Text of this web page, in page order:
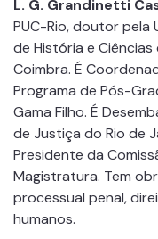
L. G. Grandinetti
PUC-Rio, doutor
de História e
Coimbra. É
Programa de Pós-
Gama Filho. É
de Justiça do Rio de
Presidente da
Magistratura. Tem
processual penal,
humanos.